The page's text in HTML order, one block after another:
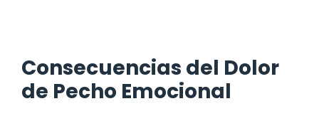
Consecuencias del Dolor
de Pecho Emocional